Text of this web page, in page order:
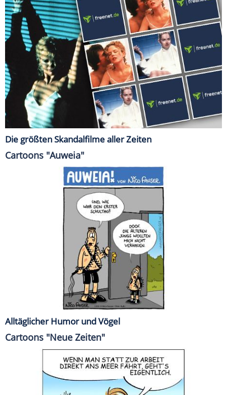
Die größten Skandalfilme aller Zeiten
Cartoons "Auweia"
Alltäglicher Humor und Vögel
Cartoons "Neue Zeiten"